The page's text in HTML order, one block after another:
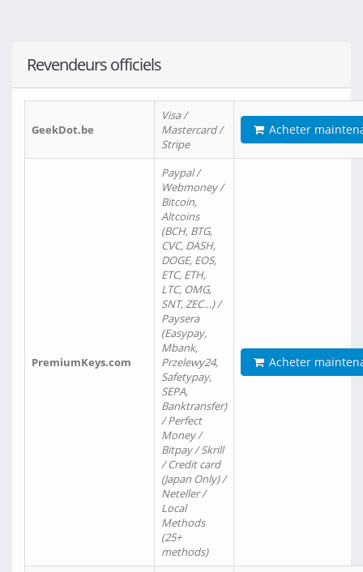
Revendeurs officiels
GeekDot.be
Visa /
Mastercard /
Stripe
Acheter
PremiumKeys.com
Paypal /
Webmoney /
Bitcoin,
Altcoins
(BCH, BTG,
CVC, DASH,
DOGE, EOS,
ETC, ETH,
LTC, OMG,
SNT, ZEC…) /
Paysera
(Easypay,
Mbank,
Przelewy24,
Safetypay,
SEPA,
Banktransfer)
/ Perfect
Money /
Bitpay / Skrill
/ Credit card
(Japan Only) /
Neteller /
Local
Methods
(25+
methods)
Acheter